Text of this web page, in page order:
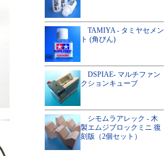
TAMIYA - タミヤセメン
ト (角びん)
DSPIAE- マルチファン
クションキューブ
シモムラアレック - 木
製エムジブロックミニ 復
刻版（2個セット）